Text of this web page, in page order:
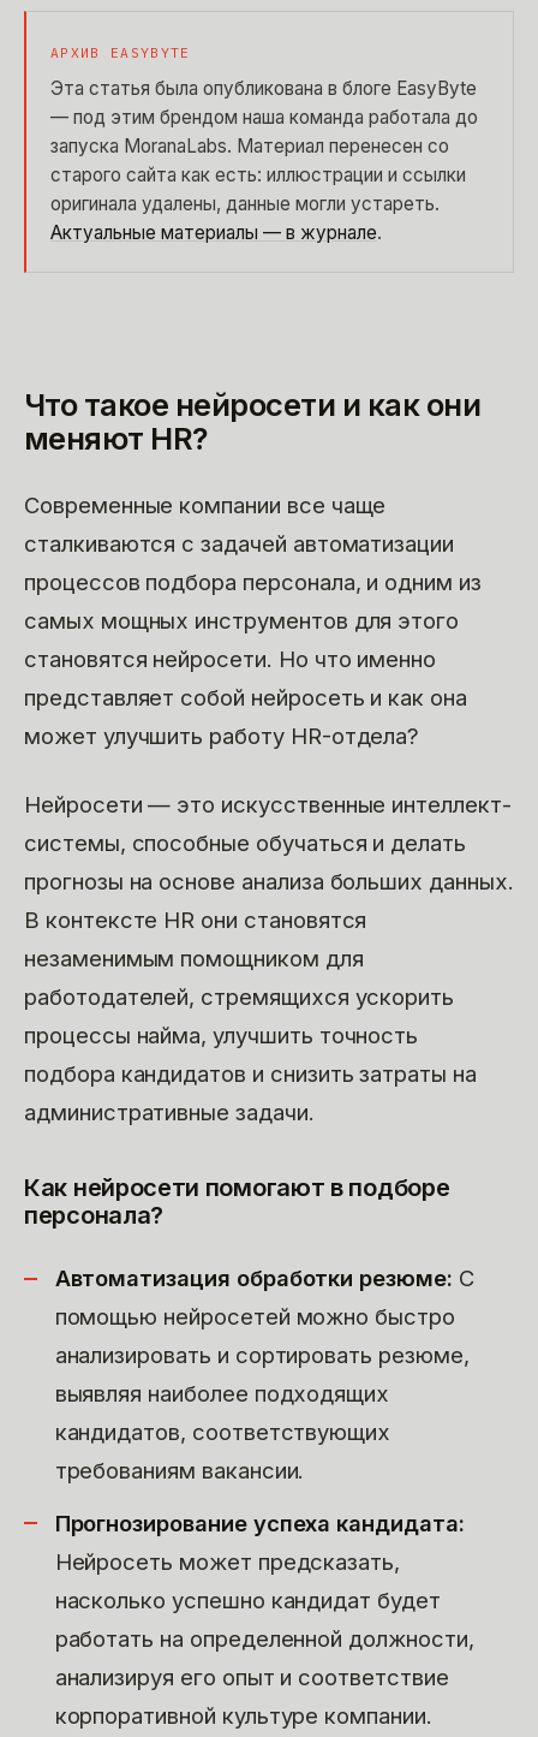
АРХИВ EASYBYTE
Эта статья была опубликована в блоге EasyByte
— под этим брендом наша команда работала до
запуска MoranaLabs. Материал перенесен со
старого сайта как есть: иллюстрации и ссылки
оригинала удалены, данные могли устареть.
Актуальные материалы — в журнале.
Что такое нейросети и как они
меняют HR?
Современные компании все чаще
сталкиваются с задачей автоматизации
процессов подбора персонала, и одним из
самых мощных инструментов для этого
становятся нейросети. Но что именно
представляет собой нейросеть и как она
может улучшить работу HR-отдела?
Нейросети — это искусственные интеллект-
системы, способные обучаться и делать
прогнозы на основе анализа больших данных.
В контексте HR они становятся
незаменимым помощником для
работодателей, стремящихся ускорить
процессы найма, улучшить точность
подбора кандидатов и снизить затраты на
административные задачи.
Как нейросети помогают в подборе
персонала?
Автоматизация обработки резюме: С
помощью нейросетей можно быстро
анализировать и сортировать резюме,
выявляя наиболее подходящих
кандидатов, соответствующих
требованиям вакансии.
Прогнозирование успеха кандидата:
Нейросеть может предсказать,
насколько успешно кандидат будет
работать на определенной должности,
анализируя его опыт и соответствие
корпоративной культуре компании.